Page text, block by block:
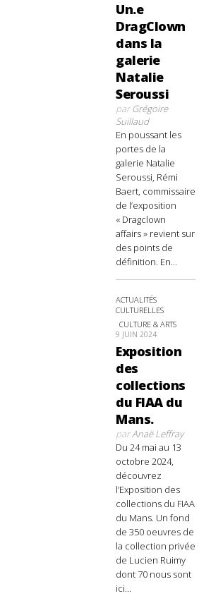
Un.e
DragClown
dans la
galerie
Natalie
Seroussi
parGrégoire
Suillaud
En poussant les
portes de la
galerie Natalie
Seroussi, Rémi
Baert, commissaire
de l’exposition
« Dragclown
affairs » revient sur
des points de
définition. En...
ACTUALITÉS
CULTURELLES
CULTURE & ARTS
9 JUIN 2024
Exposition
des
collections
du FIAA du
Mans.
parAnaë Leffray
Du 24 mai au 13
octobre 2024,
découvrez
l’Exposition des
collections du FIAA
du Mans. Un fond
de 350 oeuvres de
la collection privée
de Lucien Ruimy
dont 70 nous sont
ici...